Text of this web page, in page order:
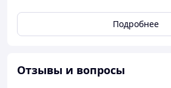
повреждений и коррозии. Насадки
устанавливаются, изготовлены из
Доставка по Украине.
Подробнее
Отзывы и вопросы